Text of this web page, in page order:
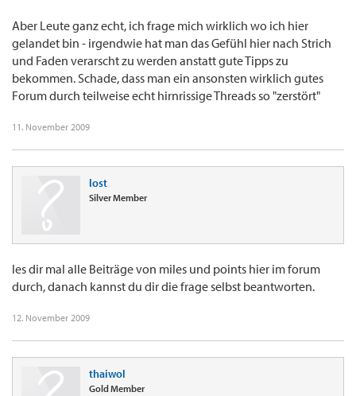
Aber Leute ganz echt, ich frage mich wirklich wo ich hier
gelandet bin - irgendwie hat man das Gefühl hier nach Strich
und Faden verarscht zu werden anstatt gute Tipps zu
bekommen. Schade, dass man ein ansonsten wirklich gutes
Forum durch teilweise echt hirnrissige Threads so "zerstört"
11. November 2009
lost
Silver Member
les dir mal alle Beiträge von miles und points hier im forum
durch, danach kannst du dir die frage selbst beantworten.
12. November 2009
thaiwol
Gold Member